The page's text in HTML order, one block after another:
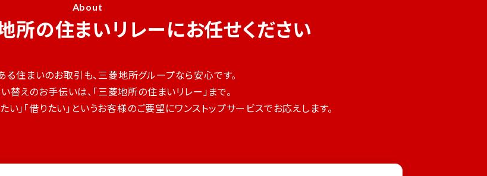
About
所の住まいリレーにお任せください
住まいのお取引も、三菱地所グループなら安心です。
替えのお手伝いは、「三菱地所の住まいリレー」まで。
い」「借りたい」というお客様のご要望にワンストップサービスでお応えします。